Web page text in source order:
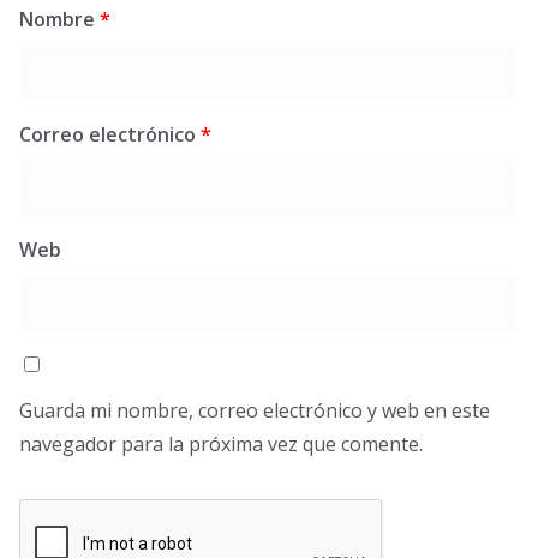
Nombre *
Correo electrónico *
Web
Guarda mi nombre, correo electrónico y web en este
navegador para la próxima vez que comente.